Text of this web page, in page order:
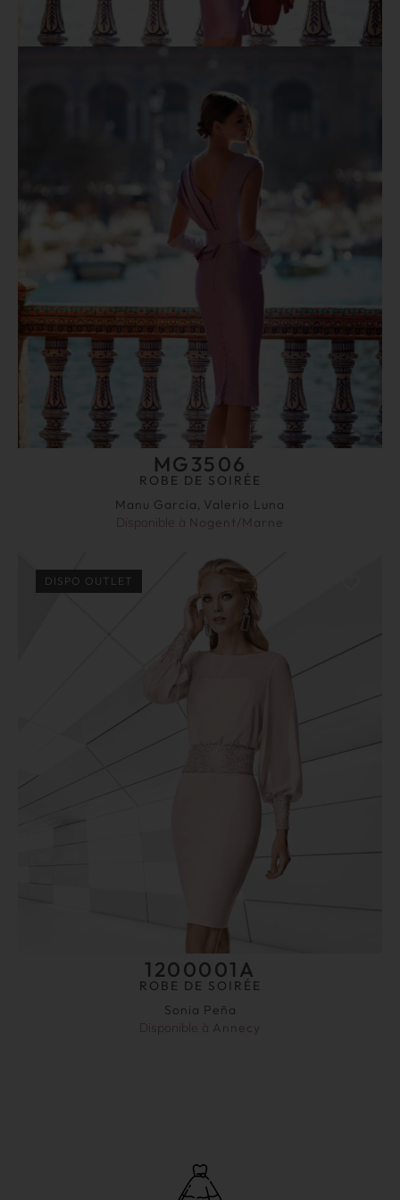
MG3506
ROBE DE SOIRÉE
Manu Garcia, Valerio Luna
Disponible à Nogent/Marne
DISPO OUTLET
1200001A
ROBE DE SOIRÉE
Sonia Peña
Disponible à Annecy